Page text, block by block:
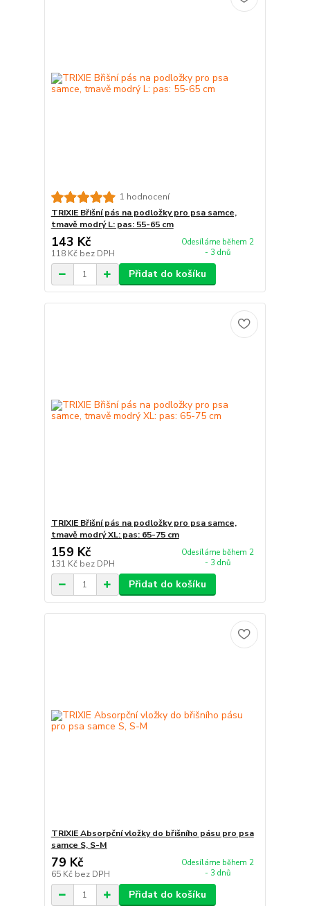
1 hodnocení
TRIXIE Břišní pás na podložky pro psa samce,
tmavě modrý L: pas: 55-65 cm
143 Kč
118 Kč bez DPH
Odesíláme během 2
- 3 dnů
Přidat do košíku
TRIXIE Břišní pás na podložky pro psa samce,
tmavě modrý XL: pas: 65-75 cm
159 Kč
131 Kč bez DPH
Odesíláme během 2
- 3 dnů
Přidat do košíku
TRIXIE Absorpční vložky do břišního pásu pro psa
samce S, S-M
79 Kč
65 Kč bez DPH
Odesíláme během 2
- 3 dnů
Přidat do košíku